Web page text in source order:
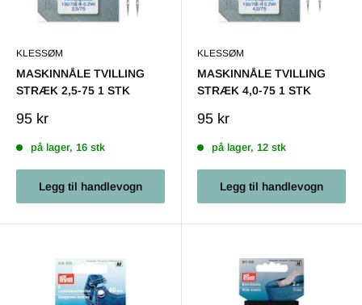
KLESSØM
MASKINNÅLE TVILLING
STRÆK 2,5-75 1 STK
Salgs
95 kr
på lager, 16 stk
Legg til handlevogn
KLESSØM
MASKINNÅLE TVILLING
STRÆK 4,0-75 1 STK
Salgs
95 kr
på lager, 12 stk
Legg til handlevogn